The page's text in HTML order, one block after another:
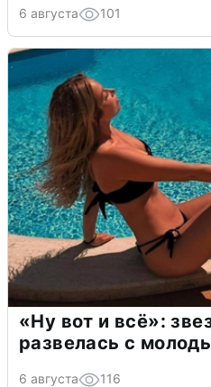
6 августа 101
«Ну вот и всё»:
развелась с
6 августа 116